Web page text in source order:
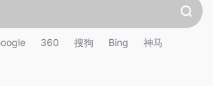
360 搜狗 Bing 神马